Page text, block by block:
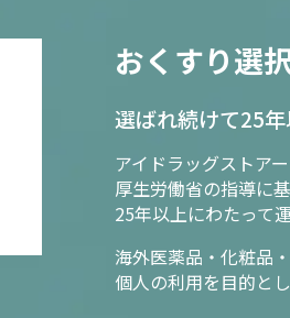
おくすり選
選ばれ続けて25年
アイドラッグストア
厚生労働省の指導に
25年以上にわたって
海外医薬品・化粧品
個人の利用を目的と